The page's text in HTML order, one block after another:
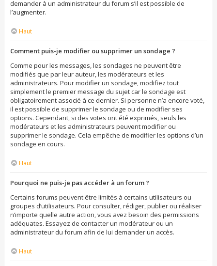
demander à un administrateur du forum s’il est possible de
l’augmenter.
Haut
Comment puis-je modifier ou supprimer un sondage ?
Comme pour les messages, les sondages ne peuvent être
modifiés que par leur auteur, les modérateurs et les
administrateurs. Pour modifier un sondage, modifiez tout
simplement le premier message du sujet car le sondage est
obligatoirement associé à ce dernier. Si personne n’a encore voté,
il est possible de supprimer le sondage ou de modifier ses
options. Cependant, si des votes ont été exprimés, seuls les
modérateurs et les administrateurs peuvent modifier ou
supprimer le sondage. Cela empêche de modifier les options d’un
sondage en cours.
Haut
Pourquoi ne puis-je pas accéder à un forum ?
Certains forums peuvent être limités à certains utilisateurs ou
groupes d’utilisateurs. Pour consulter, rédiger, publier ou réaliser
n’importe quelle autre action, vous avez besoin des permissions
adéquates. Essayez de contacter un modérateur ou un
administrateur du forum afin de lui demander un accès.
Haut